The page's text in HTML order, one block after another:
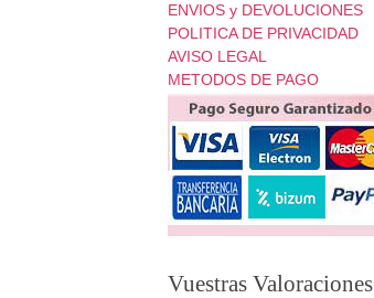
ENVIOS y DEVOLUCIONES
POLITICA DE PRIVACIDAD
AVISO LEGAL
METODOS DE PAGO
Vuestras Valoraciones